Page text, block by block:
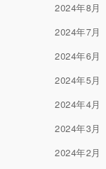
2024年8月
2024年7月
2024年6月
2024年5月
2024年4月
2024年3月
2024年2月